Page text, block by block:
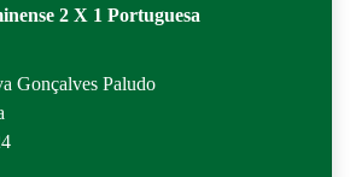
2 X 1 Portuguesa
Gonçalves Paludo